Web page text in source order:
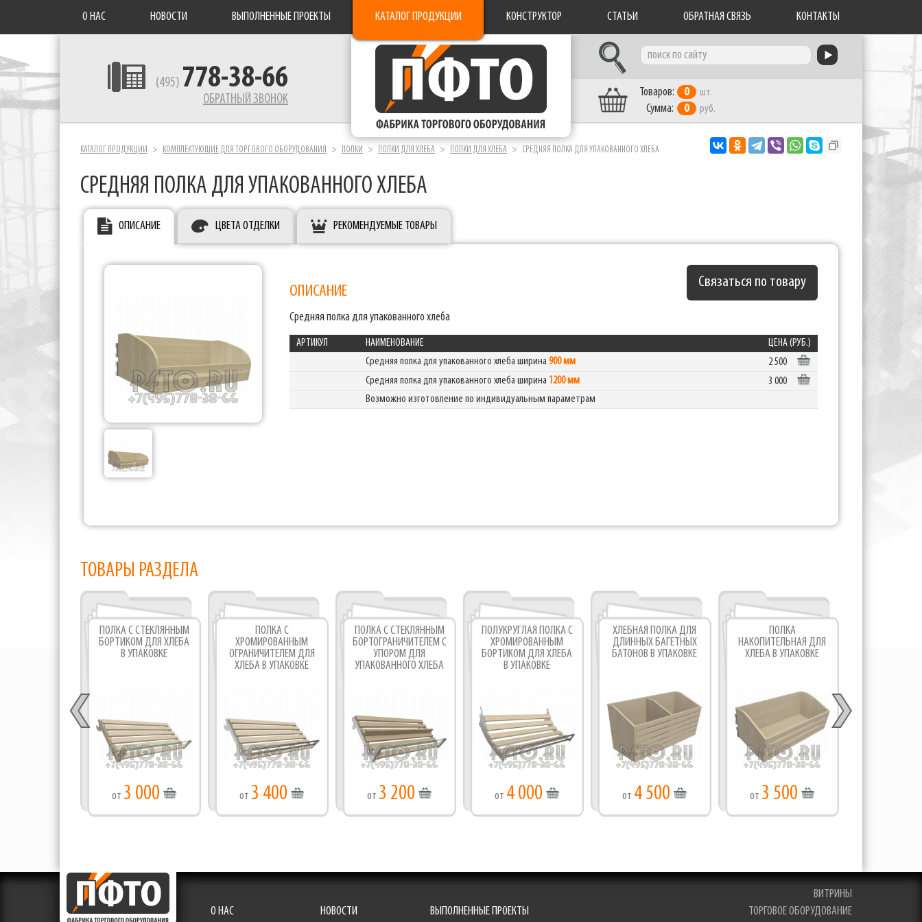
О НАС НОВОСТИ ВЫПОЛНЕННЫЕ ПРОЕКТЫ КАТАЛОГ ПРОДУКЦИИ КОНСТРУКТОР СТАТЬИ ОБРАТНАЯ СВЯЗЬ КОНТАКТЫ
(495) 778-38-66
ОБРАТНЫЙ ЗВОНОК
Фабрика торгового оборудования
Товаров: 0 шт.
Сумма: 0 руб.
КАТАЛОГ ПРОДУКЦИИ КОМПЛЕКТУЮЩИЕ ДЛЯ ТОРГОВОГО ОБОРУДОВАНИЯ ПОЛКИ ПОЛКИ ДЛЯ ХЛЕБА ПОЛКИ ДЛЯ ХЛЕБА СРЕДНЯЯ ПОЛКА ДЛЯ УПАКОВАННОГО ХЛЕБА
СРЕДНЯЯ ПОЛКА ДЛЯ УПАКОВАННОГО ХЛЕБА
ОПИСАНИЕ ЦВЕТА ОТДЕЛКИ РЕКОМЕНДУЕМЫЕ ТОВАРЫ
Связаться по товару
ОПИСАНИЕ
Средняя полка для упакованного хлеба
АРТИКУЛ НАИМЕНОВАНИЕ
ЦЕНА (РУБ.)
Средняя полка для упакованного хлеба ширина 900 мм
2 500
Средняя полка для упакованного хлеба ширина 1200 мм
3 000
Возможно изготовление по индивидуальным параметрам
ТОВАРЫ РАЗДЕЛА
ПОЛКА С СТЕКЛЯННЫМ
БОРТИКОМ ДЛЯ ХЛЕБА
В УПАКОВКЕ
от 3 000
ПОЛКА С
ХРОМИРОВАННЫМ
ОГРАНИЧИТЕЛЕМ ДЛЯ
ХЛЕБА В УПАКОВКЕ
от 3 400
ПОЛКА С СТЕКЛЯННЫМ
БОРТОГРАНИЧИТЕЛЕМ С
УПОРОМ ДЛЯ
УПАКОВАННОГО ХЛЕБА
от 3 200
ПОЛУКРУГЛАЯ ПОЛКА С
ХРОМИРОВАННЫМ
БОРТИКОМ ДЛЯ ХЛЕБА
В УПАКОВКЕ
от 4 000
ХЛЕБНАЯ ПОЛКА ДЛЯ
ДЛИННЫХ БАГЕТНЫХ
БАТОНОВ В УПАКОВКЕ
от 4 500
ПОЛКА
НАКОПИТЕЛЬНАЯ ДЛЯ
ХЛЕБА В УПАКОВКЕ
от 3 500
О НАС НОВОСТИ ВЫПОЛНЕННЫЕ ПРОЕКТЫ
ВИТРИНЫ
ТОРГОВОЕ ОБОРУДОВАНИЕ